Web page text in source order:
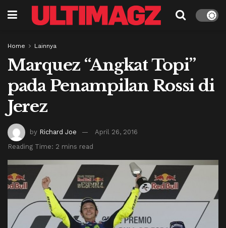
Home Lainnya
Marquez “Angkat Topi”
pada Penampilan Rossi di
Jerez
by Richard Joe
April 26, 2016
Reading Time: 2 mins read